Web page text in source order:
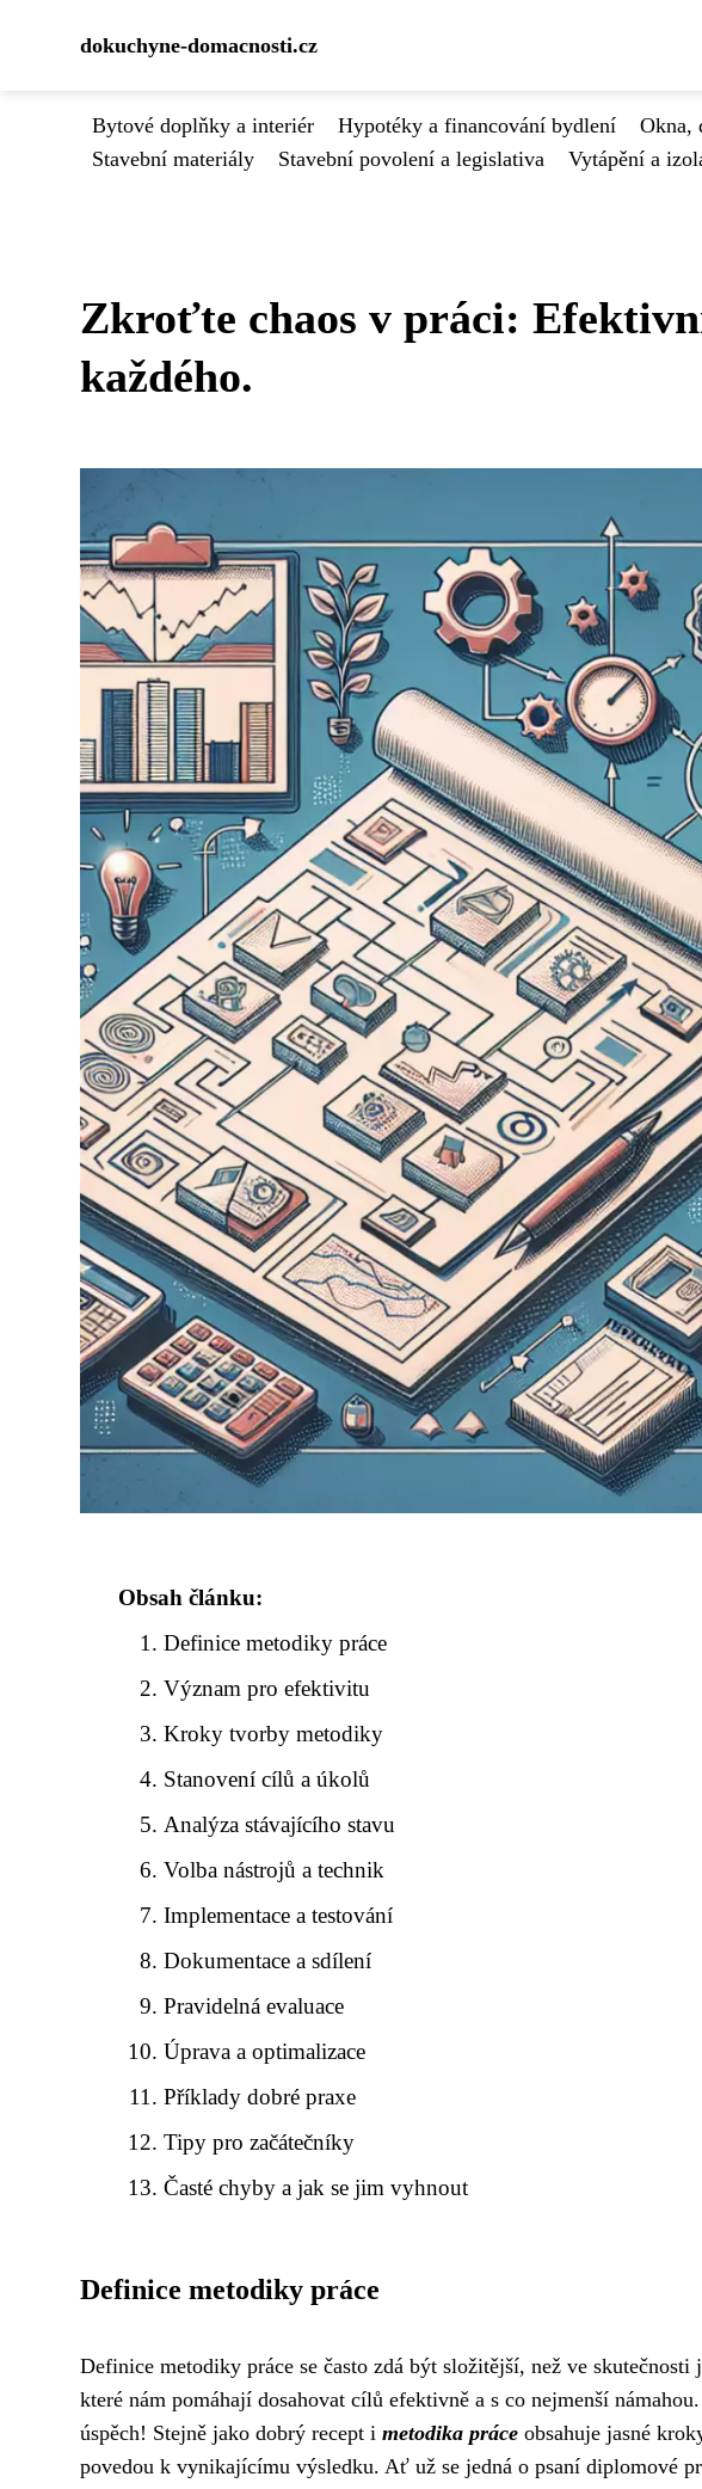
dokuchyne-domacnosti.cz
Bytové doplňky a interiér Hypotéky a financování bydlení Okna,
Stavební materiály
Stavební povolení a legislativa Vytápění a
Zkroťte chaos v práci:
každého.
Obsah článku:
Definice metodiky práce
Význam pro efektivitu
Kroky tvorby metodiky
Stanovení cílů a úkolů
Analýza stávajícího stavu
Volba nástrojů a technik
Implementace a testování
Dokumentace a sdílení
Pravidelná evaluace
Úprava a optimalizace
Příklady dobré praxe
Tipy pro začátečníky
Časté chyby a jak se jim vyhnout
Definice metodiky práce
Definice metodiky práce se často zdá být složitější, než ve
které nám pomáhají dosahovat cílů efektivně a s co nejmenší
úspěch! Stejně jako dobrý recept i metodika práce obsahuje jasné
povedou k vynikajícímu výsledku. Ať už se jedná o psaní diplomové